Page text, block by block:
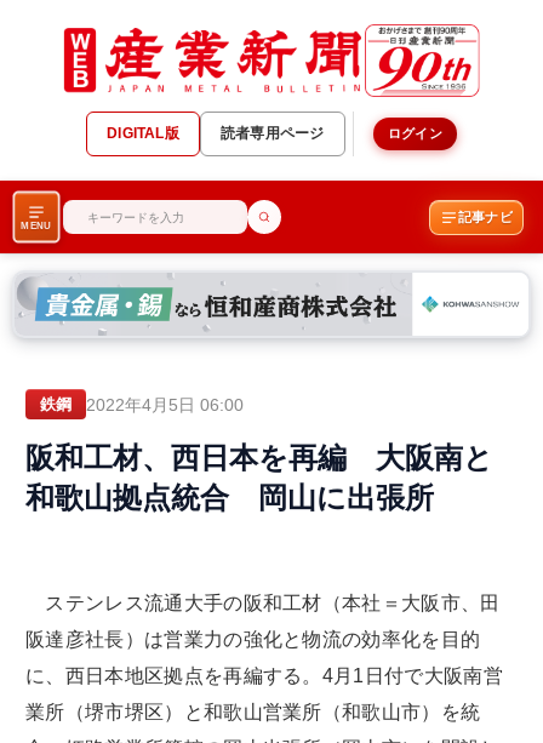
DIGITAL版 読者専用ページ ログイン
MENU
記事ナビ
鉄鋼 2022年4月5日 06:00
阪和工材、西日本を再編 大阪南と
和歌山拠点統合 岡山に出張所
ステンレス流通大手の阪和工材（本社＝大阪市、田
阪達彦社長）は営業力の強化と物流の効率化を目的
に、西日本地区拠点を再編する。4月1日付で大阪南営
業所（堺市堺区）と和歌山営業所（和歌山市）を統